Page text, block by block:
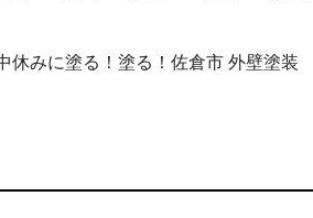
休みに塗る！塗る！佐倉市 外壁塗装